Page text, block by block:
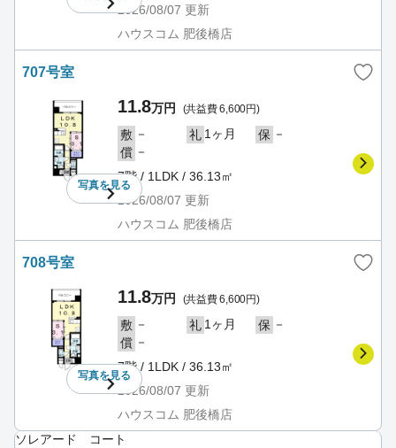
2026/08/07 更新
ハウスコム 肥後橋店
707号室
写真を見る
11.8万円 (共益費 6,600円)
敷 － 礼 1ヶ月 保 －
償 －
7階 / 1LDK / 36.13㎡
2026/08/07 更新
ハウスコム 肥後橋店
708号室
写真を見る
11.8万円 (共益費 6,600円)
敷 － 礼 1ヶ月 保 －
償 －
7階 / 1LDK / 36.13㎡
2026/08/07 更新
ハウスコム 肥後橋店
ソレアード コート